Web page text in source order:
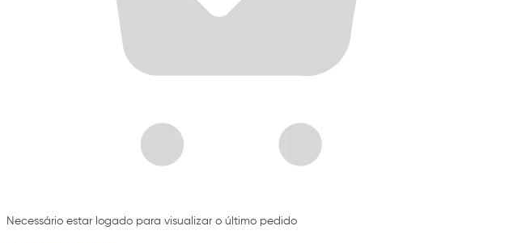
Necessário estar logado para visualizar o último pedido